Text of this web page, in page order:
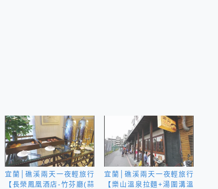
宜蘭│礁溪兩天一夜輕旅行
【長榮鳳凰酒店-竹芬廳(蒜
宜蘭│礁溪兩天一夜輕旅行
【樂山溫泉拉麵+湯圍溝溫